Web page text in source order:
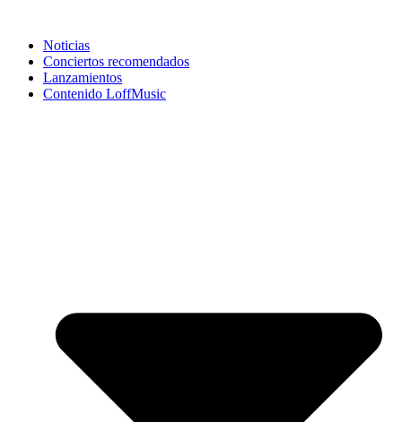
Noticias
Conciertos recomendados
Lanzamientos
Contenido LoffMusic